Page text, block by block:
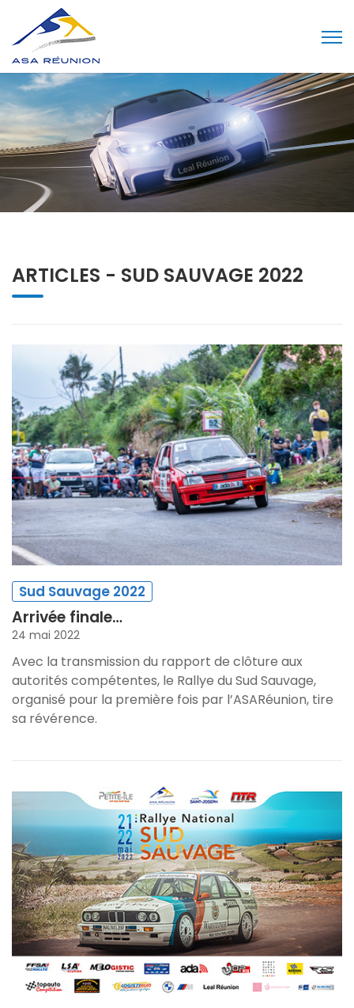
ARTICLES - SUD SAUVAGE 2022
Sud Sauvage 2022
Arrivée finale…
24 mai 2022
Avec la transmission du rapport de clôture aux
autorités compétentes, le Rallye du Sud Sauvage,
organisé pour la première fois par l’ASARéunion, tire
sa révérence.